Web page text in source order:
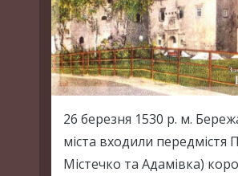
26 березня 1530 р. м.
міста входили передмістя
Містечко та Адамівка)